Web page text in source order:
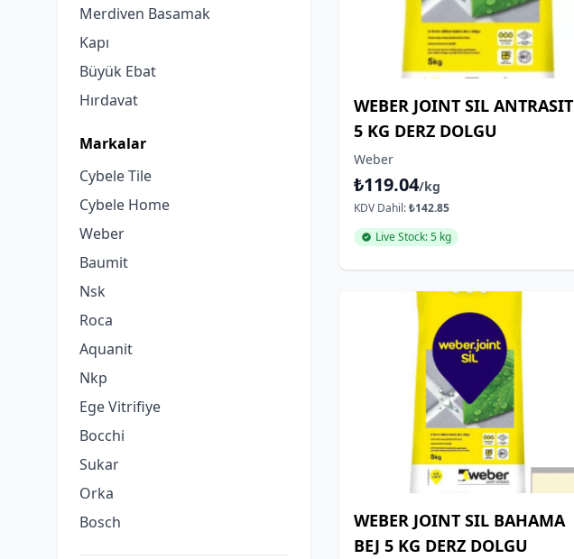
Merdiven Basamak
Kapı
Büyük Ebat
Hırdavat
Markalar
Cybele Tile
Cybele Home
Weber
Baumit
Nsk
Roca
Aquanit
Nkp
Ege Vitrifiye
Bocchi
Sukar
Orka
Bosch
WEBER JOINT SIL ANTRASIT
5 KG DERZ DOLGU
Weber
₺119.04/kg
KDV Dahil:₺142.85
Live Stock: 5 kg
WEBER JOINT SIL BAHAMA
BEJ 5 KG DERZ DOLGU